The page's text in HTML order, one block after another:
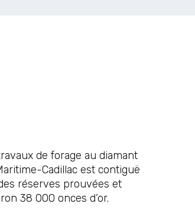
de forage au diamant
Cadillac est contiguë
réserves prouvées et
38 000 onces d’or.